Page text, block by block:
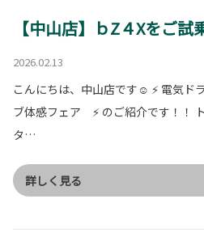
【中山店】ｂZ４Xをご
2026.02.13
こんにちは、中山店です☺️ ⚡️ 電気ド
ブ体感フェア ⚡️ のご紹介です！！
タ…
詳しく見る